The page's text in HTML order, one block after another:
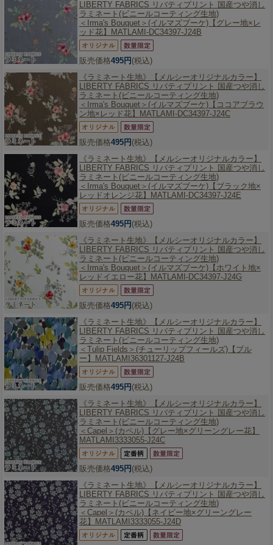
LIBERTY FABRICS リバティプリント 国産つや消し
ラミネート(ビニールコーティング生地)
＜Irma's Bouquet＞(イルマズブーケ)【グレー地×レ
ッド花】MATLAMI-DC34397-J24B
販売価格495円 (税込)
《ラミネート生地》【メルシーオリジナルカラー】
LIBERTY FABRICS リバティプリント 国産つや消し
ラミネート(ビニールコーティング生地)
＜Irma's Bouquet＞(イルマズブーケ)【ココアブラウ
ン地×レッド花】MATLAMI-DC34397-J24C
販売価格495円 (税込)
《ラミネート生地》【メルシーオリジナルカラー】
LIBERTY FABRICS リバティプリント 国産つや消し
ラミネート(ビニールコーティング生地)
＜Irma's Bouquet＞(イルマズブーケ)【ブラック地×
レッドオレンジ花】MATLAMI-DC34397-J24E
販売価格495円 (税込)
《ラミネート生地》【メルシーオリジナルカラー】
LIBERTY FABRICS リバティプリント 国産つや消し
ラミネート(ビニールコーティング生地)
＜Irma's Bouquet＞(イルマズブーケ)【ホワイト地×
レッドイエロー花】MATLAMI-DC34397-J24G
販売価格495円 (税込)
《ラミネート生地》【メルシーオリジナルカラー】
LIBERTY FABRICS リバティプリント 国産つや消し
ラミネート(ビニールコーティング生地)
＜Tulip Fields＞(チューリップフィールズ)【ブル
ー】MATLAMI36301127-J24B
販売価格495円 (税込)
《ラミネート生地》【メルシーオリジナルカラー】
LIBERTY FABRICS リバティプリント 国産つや消し
ラミネート(ビニールコーティング生地)
＜Capel＞(カペル)【グレー地×グリーングレー花】
MATLAMI3333055-J24C
販売価格495円 (税込)
《ラミネート生地》【メルシーオリジナルカラー】
LIBERTY FABRICS リバティプリント 国産つや消し
ラミネート(ビニールコーティング生地)
＜Capel＞(カペル)【ネイビー地×グリーングレー
花】MATLAMI3333055-J24D